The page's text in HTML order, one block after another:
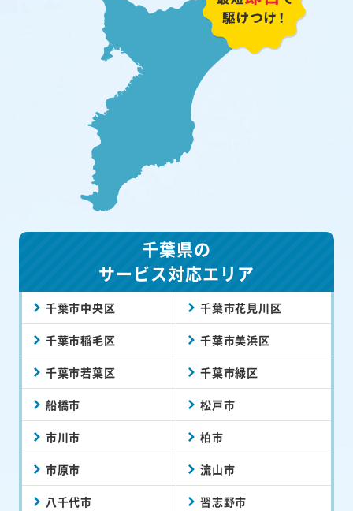
千葉県の
サービス対応エリア
千葉市中央区 千葉市花見川区
千葉市稲毛区 千葉市美浜区
千葉市若葉区 千葉市緑区
船橋市 松戸市
市川市 柏市
市原市 流山市
八千代市 習志野市